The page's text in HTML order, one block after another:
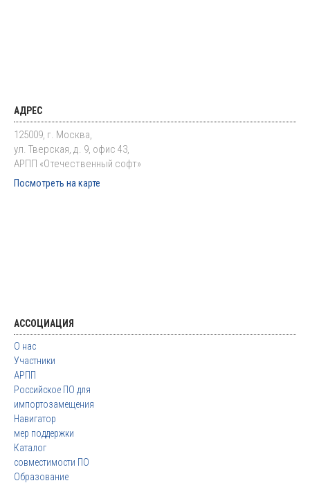
АДРЕС
125009, г. Москва,
ул. Тверская, д. 9, офис 43,
АРПП «Отечественный софт»
Посмотреть на карте
АССОЦИАЦИЯ
О нас
Участники
АРПП
Российское ПО для
импортозамещения
Навигатор
мер поддержки
Каталог
совместимости ПО
Образование